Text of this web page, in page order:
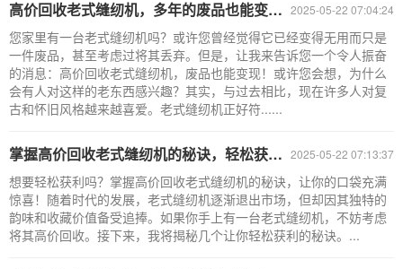
2025-05-22 07:04:24
高价回收老式缝纫机，多年的废品也能变现！
您家里有一台老式缝纫机吗？或许您曾经觉得它已经变得无用而只是
一件废品，甚至考虑过将其丢弃。但是，让我来告诉您一个令人振奋
的消息：高价回收老式缝纫机，废品也能变现！或许您会想，为什么
会有人对这样的老东西感兴趣？其实，与过去相比，现在许多人对复
古和怀旧风格越来越喜爱。老式缝纫机正好符......
2025-05-22 07:13:37
掌握高价回收老式缝纫机的秘诀，轻松获利！
想要轻松获利吗？掌握高价回收老式缝纫机的秘诀，让你的口袋充满
惊喜！随着时代的发展，老式缝纫机逐渐退出市场，但却因其独特的
韵味和收藏价值备受追捧。如果你手上有一台老式缝纫机，不妨考虑
将其高价回收。接下来，我将揭秘几个让你轻松获利的秘诀。...